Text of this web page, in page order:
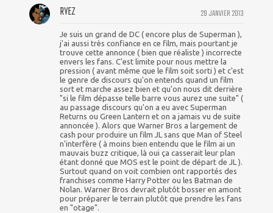
29 JANVIER 2013
RYEZ
Je suis un grand de DC ( encore plus de Superman ),
j'ai aussi très confiance en ce film, mais pourtant je
trouve cette annonce ( bien que réaliste ) incorrecte
envers les fans. C'est limite pour nous mettre la
pression ( avant même que le film soit sorti ) et c'est
le genre de discours qu'on entends quand un film
sort et marche assez bien et qu'on nous dit derrière
"si le film dépasse telle barre vous aurez une suite" (
au passage discours qu'on a eu avec Superman
Returns ou Green Lantern et on a jamais vu de suite
annoncée ). Alors que Warner Bros a largement de
cash pour produire un film JL sans que Man of Steel
n'interfère ( à moins bien entendu que le film ai un
mauvais buzz critique, là oui ça casserait leur plan
étant donné que MOS est le point de départ de JL ).
Surtout quand on voit combien ont rapportés des
franchises comme Harry Potter ou les Batman de
Nolan. Warner Bros devrait plutôt bosser en amont
pour préparer le terrain plutôt que prendre les fans
en "otage".